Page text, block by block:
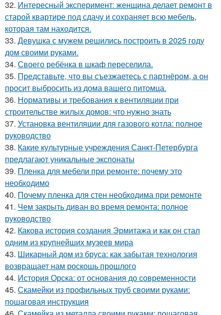
32. Интересный эксперимент: женщина делает ремонт в
старой квартире под сдачу и сохраняет всю мебель,
которая там находится.
33. Девушка с мужем решились построить в 2025 году
дом своими руками.
34. Своего ребёнка в шкаф переселила.
35. Представьте, что вы съезжаетесь с партнёром, а он
просит выбросить из дома вашего питомца.
36. Нормативы и требования к вентиляции при
строительстве жилых домов: что нужно знать
37. Установка вентиляции для газового котла: полное
руководство
38. Какие культурные учреждения Санкт-Петербурга
предлагают уникальные экспонаты
39. Пленка для мебели при ремонте: почему это
необходимо
40. Почему пленка для стен необходима при ремонте
41. Чем закрыть диван во время ремонта: полное
руководство
42. Какова история создания Эрмитажа и как он стал
одним из крупнейших музеев мира
43. Шикарный дом из бруса: как забытая технология
возвращает нам роскошь прошлого
44. История Орска: от основания до современности
45. Скамейки из профильных труб своими руками:
пошаговая инструкция